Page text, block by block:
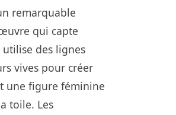
remarquable
qui capte
utilise des lignes
vives pour créer
une figure féminine
toile. Les